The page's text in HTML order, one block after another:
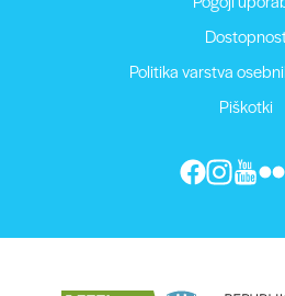
Politika varstva
Piškotki